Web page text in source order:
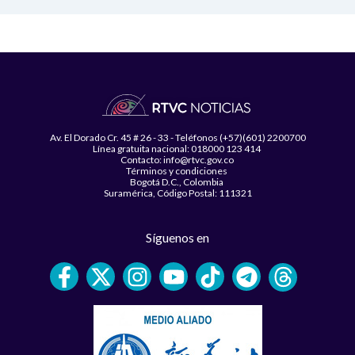
Av. El Dorado Cr. 45 # 26 - 33 - Teléfonos (+57)(601) 2200700
Línea gratuita nacional: 018000 123 414
Contacto: info@rtvc.gov.co
Términos y condiciones
Bogotá D.C., Colombia
Suramérica, Código Postal: 111321
Síguenos en